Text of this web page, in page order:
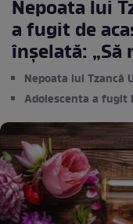
Nepoata lui
a fugit de
înșelată: „Să
Nepoata lui Tzancă
Adolescenta a fugit